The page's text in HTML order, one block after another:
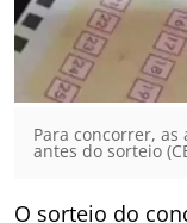
Para concorrer,
antes do sorteio
O sorteio do